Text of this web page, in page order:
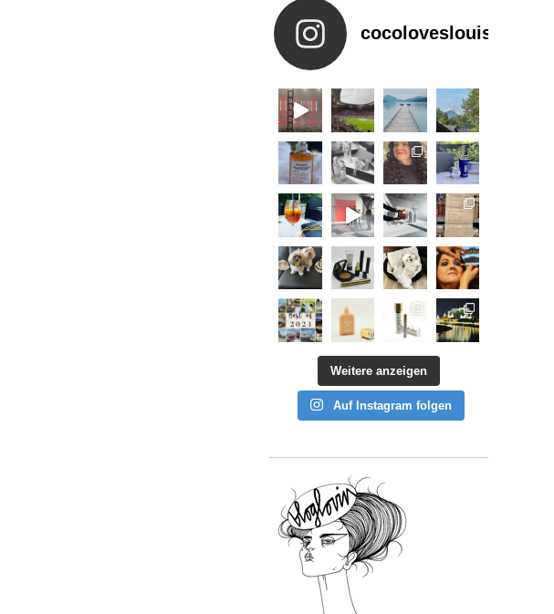
cocoloveslouis
Weitere anzeigen
Auf Instagram folgen